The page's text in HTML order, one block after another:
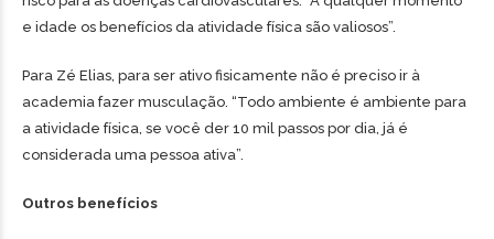
e idade os benefícios da atividade física são valiosos”.
Para Zé Elias, para ser ativo fisicamente não é preciso ir à
academia fazer musculação. “Todo ambiente é ambiente para
a atividade física, se você der 10 mil passos por dia, já é
considerada uma pessoa ativa”.
Outros benefícios